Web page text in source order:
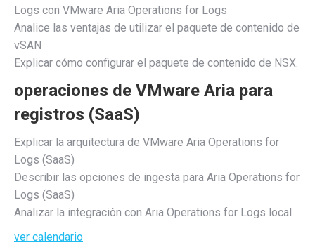
Logs con VMware Aria Operations for Logs
Analice las ventajas de utilizar el paquete de contenido de
vSAN
Explicar cómo configurar el paquete de contenido de NSX.
operaciones de VMware Aria para
registros (SaaS)
Explicar la arquitectura de VMware Aria Operations for
Logs (SaaS)
Describir las opciones de ingesta para Aria Operations for
Logs (SaaS)
Analizar la integración con Aria Operations for Logs local
ver calendario